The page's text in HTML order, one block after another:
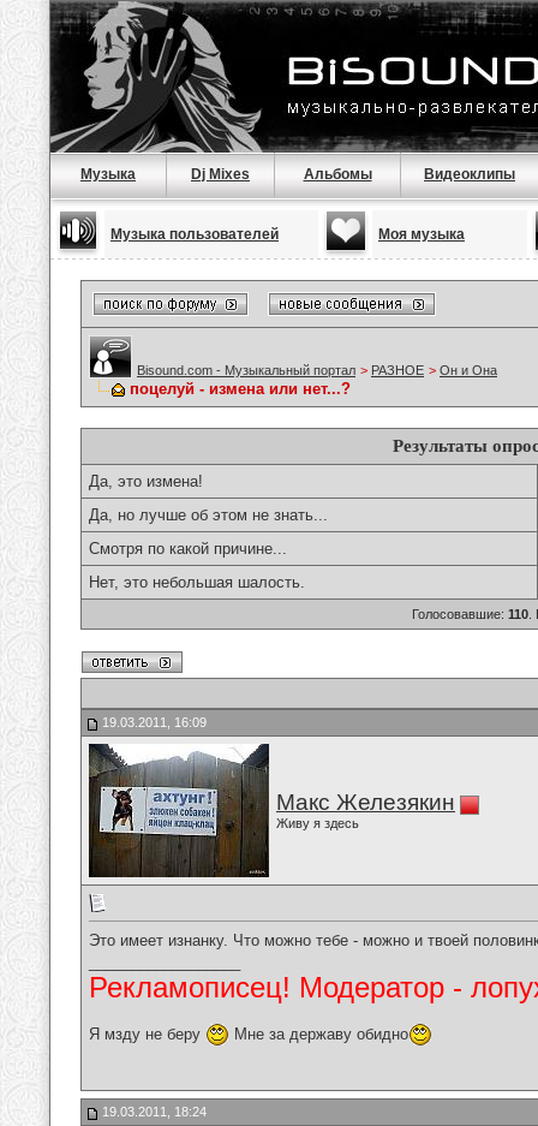
Музыка Dj Mixes Альбомы Видеоклипы
Музыка пользователей Моя музыка
Bisound.com - Музыкальный портал > РАЗНОЕ > Он и Она
поцелуй - измена или нет...?
Результаты
Да, это измена!
Да, но лучше об этом не знать...
Смотря по какой причине...
Нет, это небольшая шалость.
Голосовавшие: 110
19.03.2011, 16:09
Макс Железякин
Живу я здесь
Это имеет изнанку. Что можно тебе - можно и твоей
Рекламописец! Модератор -
Я мзду не беру Мне за державу обидно
19.03.2011, 18:24